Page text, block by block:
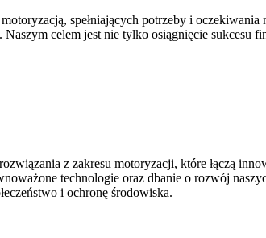
spełniających potrzeby i
celem jest nie tylko osiągnięcie sukcesu
z zakresu motoryzacji, które łączą
technologie oraz dbanie o rozwój
i ochronę środowiska.